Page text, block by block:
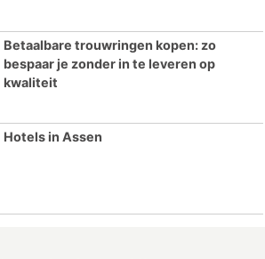
Betaalbare trouwringen kopen: zo
bespaar je zonder in te leveren op
kwaliteit
Hotels in Assen